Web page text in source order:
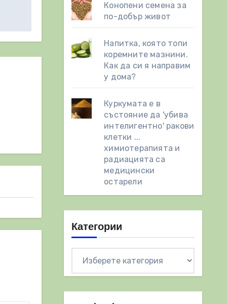
Конопени семена за
по-добър живот
Напитка, която топи
коремните мазнини.
Как да си я направим
у дома?
Куркумата е в
състояние да 'убива
интелигентно' ракови
клетки ...
химиотерапията и
радиацията са
медицински
остарели
Категории